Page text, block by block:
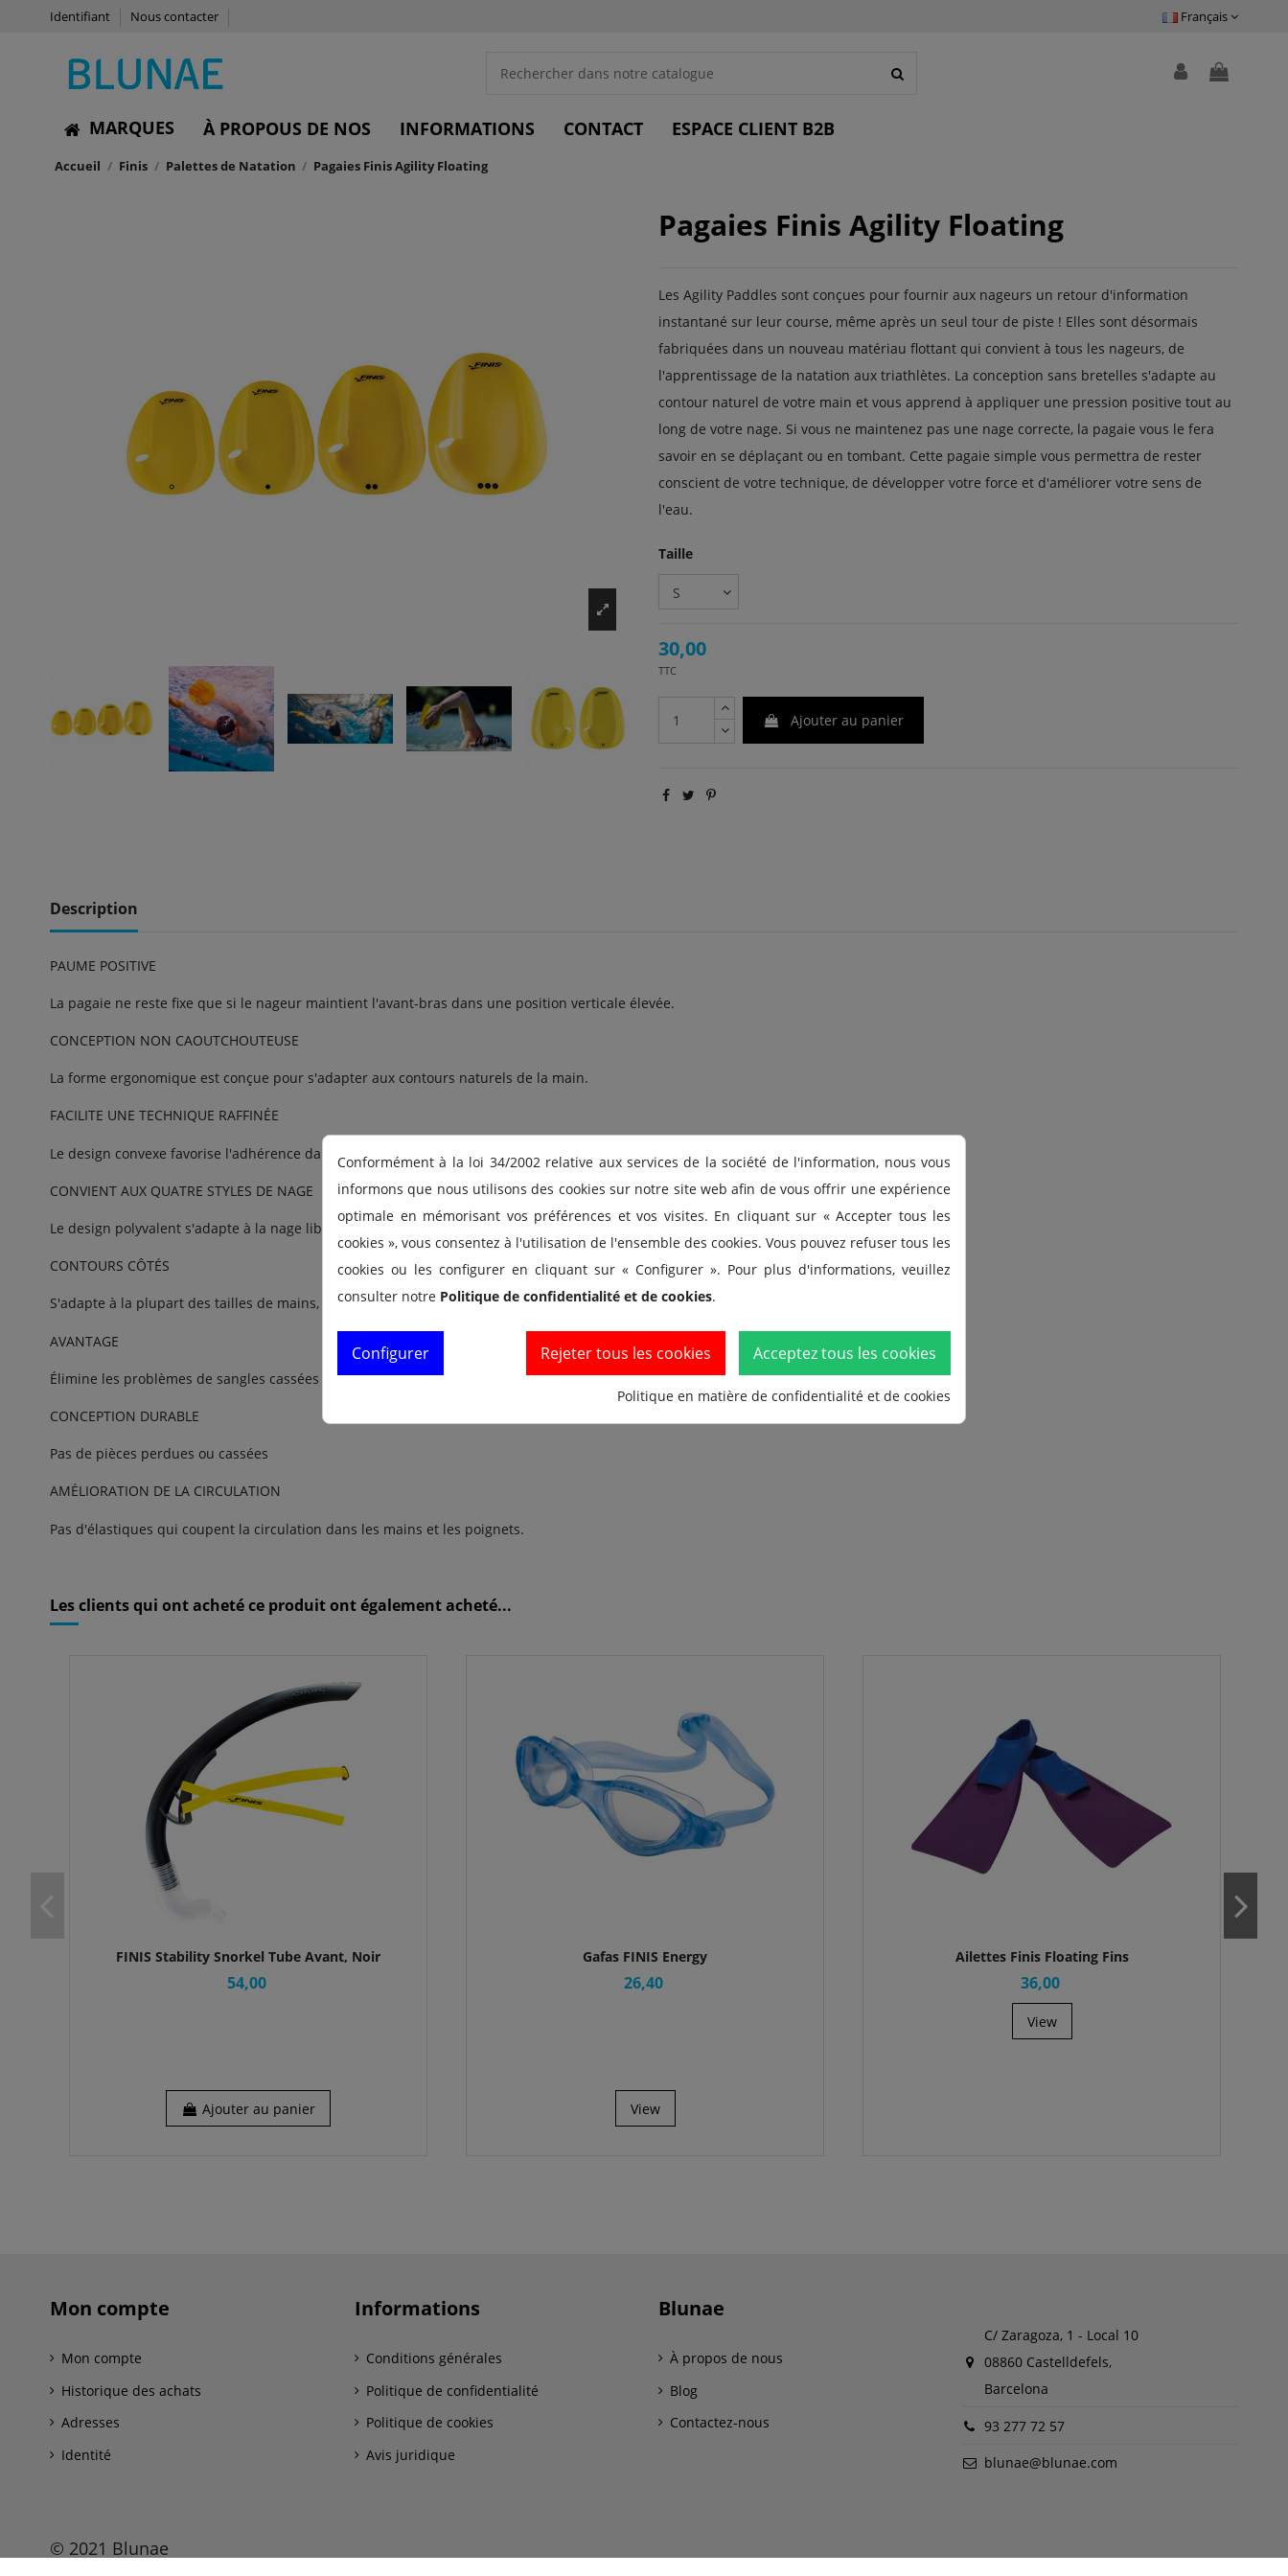
Identifiant Nous contacter Français
MARQUES À PROPOUS DE NOS INFORMATIONS CONTACT ESPACE CLIENT B2B
Accueil Finis Palettes de Natation Pagaies Finis Agility Floating
Pagaies Finis Agility Floating
Les Agility Paddles sont conçues pour fournir aux nageurs un retour d'information
instantané sur leur course, même après un seul tour de piste ! Elles sont désormais
fabriquées dans un nouveau matériau flottant qui convient à tous les nageurs, de
l'apprentissage de la natation aux triathlètes. La conception sans bretelles s'adapte au
contour naturel de votre main et vous apprend à appliquer une pression positive tout au
long de votre nage. Si vous ne maintenez pas une nage correcte, la pagaie vous le fera
savoir en se déplaçant ou en tombant. Cette pagaie simple vous permettra de rester
conscient de votre technique, de développer votre force et d'améliorer votre sens de
l'eau.
Taille
30,00
TTC
Ajouter au panier
Description
PAUME POSITIVE
La pagaie ne reste fixe que si le nageur maintient l'avant-bras dans une position verticale élevée.
CONCEPTION NON CAOUTCHOUTEUSE
La forme ergonomique est conçue pour s'adapter aux contours naturels de la main.
FACILITE UNE TECHNIQUE RAFFINÉE
Le design convexe favorise l'adhérence dans l'eau.
CONVIENT AUX QUATRE STYLES DE NAGE
Le design polyvalent s'adapte à la nage libre, au dos, à la brasse et au papillon.
CONTOURS CÔTÉS
S'adapte à la plupart des tailles de mains, y compris les mains étroites
AVANTAGE
Élimine les problèmes de sangles cassées ou inconfortables
CONCEPTION DURABLE
Pas de pièces perdues ou cassées
AMÉLIORATION DE LA CIRCULATION
Pas d'élastiques qui coupent la circulation dans les mains et les poignets.
Les clients qui ont acheté ce produit ont également acheté...
FINIS Stability Snorkel Tube Avant, Noir
54,00
Ajouter au panier
Gafas FINIS Energy
26,40
View
Ailettes Finis Floating Fins
36,00
View
Mon compte
Mon compte
Historique des achats
Adresses
Identité
Informations
Conditions générales
Politique de confidentialité
Politique de cookies
Avis juridique
Blunae
À propos de nous
Blog
Contactez-nous
C/ Zaragoza, 1 - Local 10
08860 Castelldefels,
Barcelona
93 277 72 57
blunae@blunae.com
© 2021 Blunae
Conformément à la loi 34/2002 relative aux services de la société de l'information, nous vous
informons que nous utilisons des cookies sur notre site web afin de vous offrir une expérience
optimale en mémorisant vos préférences et vos visites. En cliquant sur « Accepter tous les
cookies », vous consentez à l'utilisation de l'ensemble des cookies. Vous pouvez refuser tous les
cookies ou les configurer en cliquant sur « Configurer ». Pour plus d'informations, veuillez
consulter notre Politique de confidentialité et de cookies.
Acceptez tous les cookies
Rejeter tous les cookies
Configurer
Politique en matière de confidentialité et de cookies